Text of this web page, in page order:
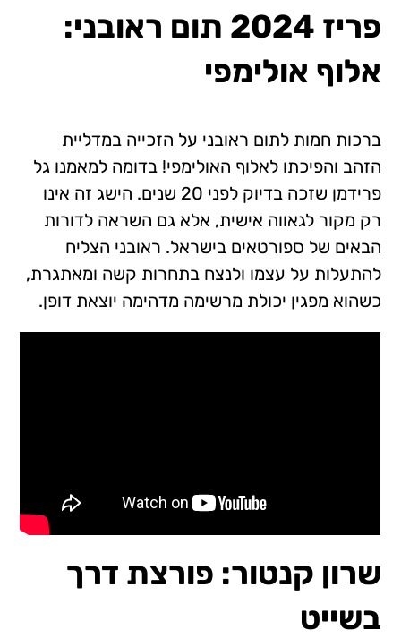
פריז 2024 תום ראובני:
אלוף אולימפי
ברכות חמות לתום ראובני על הזכייה במדליית
הזהב והפיכתו לאלוף האולימפי! בדומה למאמנו גל
פרידמן שזכה בדיוק לפני 20 שנים. הישג זה אינו
רק מקור לגאווה אישית, אלא גם השראה לדורות
הבאים של ספורטאים בישראל. ראובני הצליח
להתעלות על עצמו ולנצח בתחרות קשה ומאתגרת,
כשהוא מפגין יכולת מרשימה מדהימה יוצאת דופן.
שרון קנטור: פורצת דרך
בשייט